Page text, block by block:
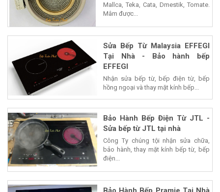
Mallca, Teka, Cata, Dmestik, Tomate.
Mâm được...
Sửa Bếp Từ Malaysia EFFEGI
Tại Nhà - Bảo hành bếp
EFFEGI
Nhận sửa bếp từ, bếp điện từ, bếp
hồng ngoại và thay mặt kính bếp...
Bảo Hành Bếp Điện Từ JTL -
Sửa bếp từ JTL tại nhà
Công Ty chúng tội nhận sửa chữa,
bảo hành, thay mặt kính bếp từ, bếp
điện...